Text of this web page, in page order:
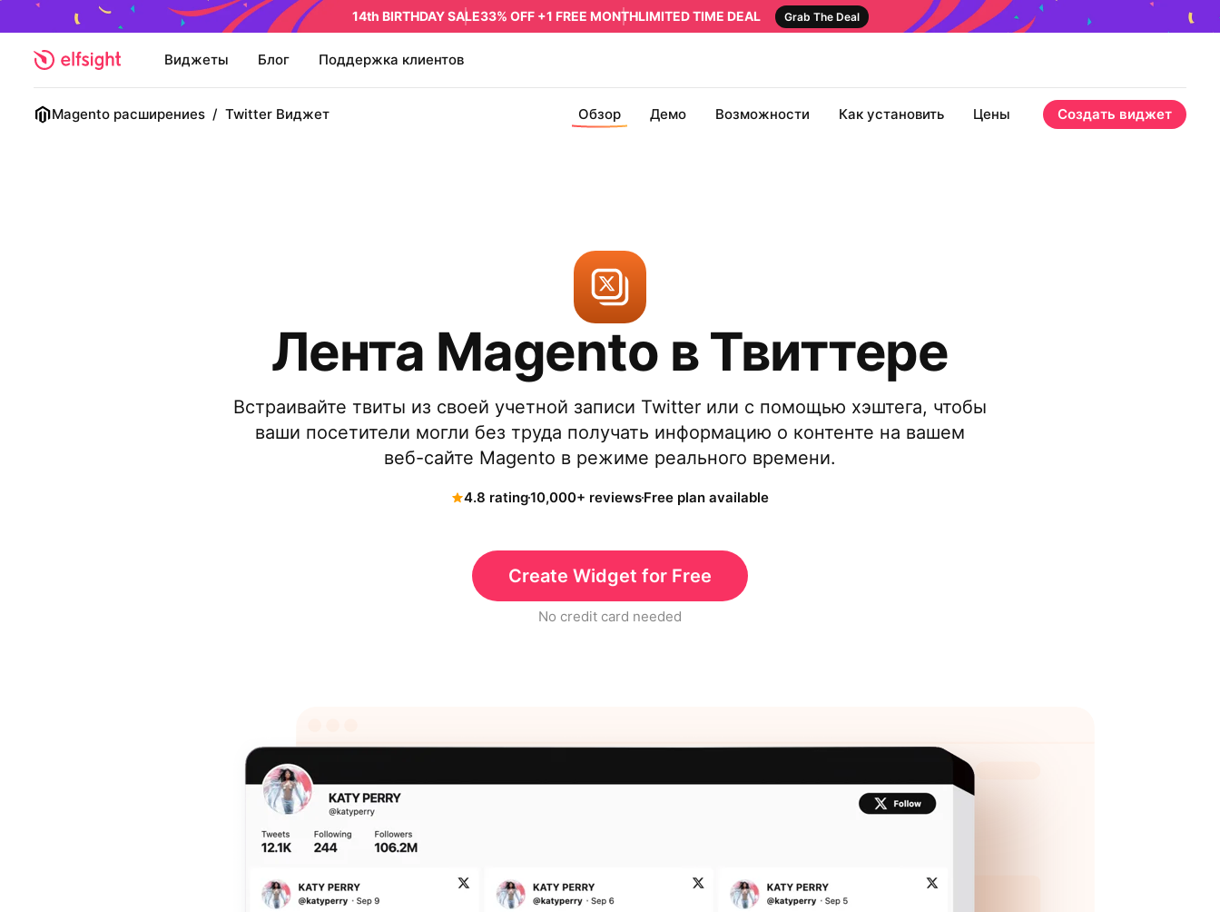
14th BIRTHDAY SALE33% OFF +1 FREE MONTHLIMITED TIME DEAL Grab The Deal
Виджеты Блог Поддержка клиентов
Magento расширениеs / Twitter Виджет Обзор Демо Возможности Как установить Цены Создать виджет
Лента Magento в Твиттере
Встраивайте твиты из своей учетной записи Twitter или с помощью хэштега, чтобы
ваши посетители могли без труда получать информацию о контенте на вашем
веб-сайте Magento в режиме реального времени.
4.8 rating10,000+ reviewsFree plan available
Create Widget for Free
No credit card needed